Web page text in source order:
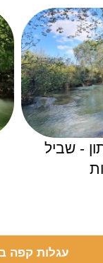
- שביל
עגלות קפה